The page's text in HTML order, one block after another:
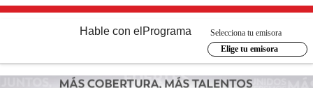
Hable con el Programa
Selecciona tu emisora
Elige tu emisora